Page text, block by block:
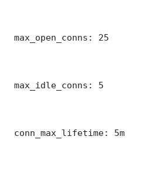
max_open_conns: 25
max_idle_conns: 5
conn_max_lifetime: 5m